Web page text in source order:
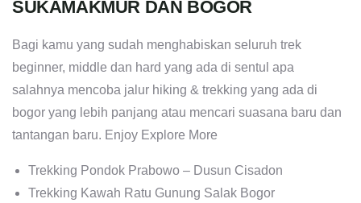
SUKAMAKMUR DAN BOGOR
Bagi kamu yang sudah menghabiskan seluruh trek
beginner, middle dan hard yang ada di sentul apa
salahnya mencoba jalur hiking & trekking yang ada di
bogor yang lebih panjang atau mencari suasana baru dan
tantangan baru. Enjoy Explore More
Trekking Pondok Prabowo – Dusun Cisadon
Trekking Kawah Ratu Gunung Salak Bogor